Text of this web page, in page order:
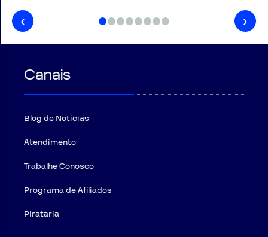
‹ ›
Canais
Blog de Notícias
Atendimento
Trabalhe Conosco
Programa de Afiliados
Pirataria